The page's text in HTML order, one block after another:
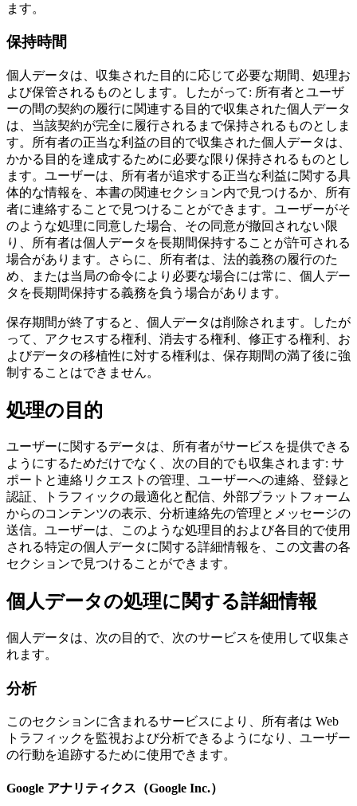
ます。
保持時間
個人データは、収集された目的に応じて必要な期間、処理お
よび保管されるものとします。したがって: 所有者とユーザ
ーの間の契約の履行に関連する目的で収集された個人データ
は、当該契約が完全に履行されるまで保持されるものとしま
す。所有者の正当な利益の目的で収集された個人データは、
かかる目的を達成するために必要な限り保持されるものとし
ます。ユーザーは、所有者が追求する正当な利益に関する具
体的な情報を、本書の関連セクション内で見つけるか、所有
者に連絡することで見つけることができます。ユーザーがそ
のような処理に同意した場合、その同意が撤回されない限
り、所有者は個人データを長期間保持することが許可される
場合があります。さらに、所有者は、法的義務の履行のた
め、または当局の命令により必要な場合には常に、個人デー
タを長期間保持する義務を負う場合があります。
保存期間が終了すると、個人データは削除されます。したが
って、アクセスする権利、消去する権利、修正する権利、お
よびデータの移植性に対する権利は、保存期間の満了後に強
制することはできません。
処理の目的
ユーザーに関するデータは、所有者がサービスを提供できる
ようにするためだけでなく、次の目的でも収集されます: サ
ポートと連絡リクエストの管理、ユーザーへの連絡、登録と
認証、トラフィックの最適化と配信、外部プラットフォーム
からのコンテンツの表示、分析連絡先の管理とメッセージの
送信。ユーザーは、このような処理目的および各目的で使用
される特定の個人データに関する詳細情報を、この文書の各
セクションで見つけることができます。
個人データの処理に関する詳細情報
個人データは、次の目的で、次のサービスを使用して収集さ
れます。
分析
このセクションに含まれるサービスにより、所有者は Web
トラフィックを監視および分析できるようになり、ユーザー
の行動を追跡するために使用できます。
Google アナリティクス（Google Inc.）